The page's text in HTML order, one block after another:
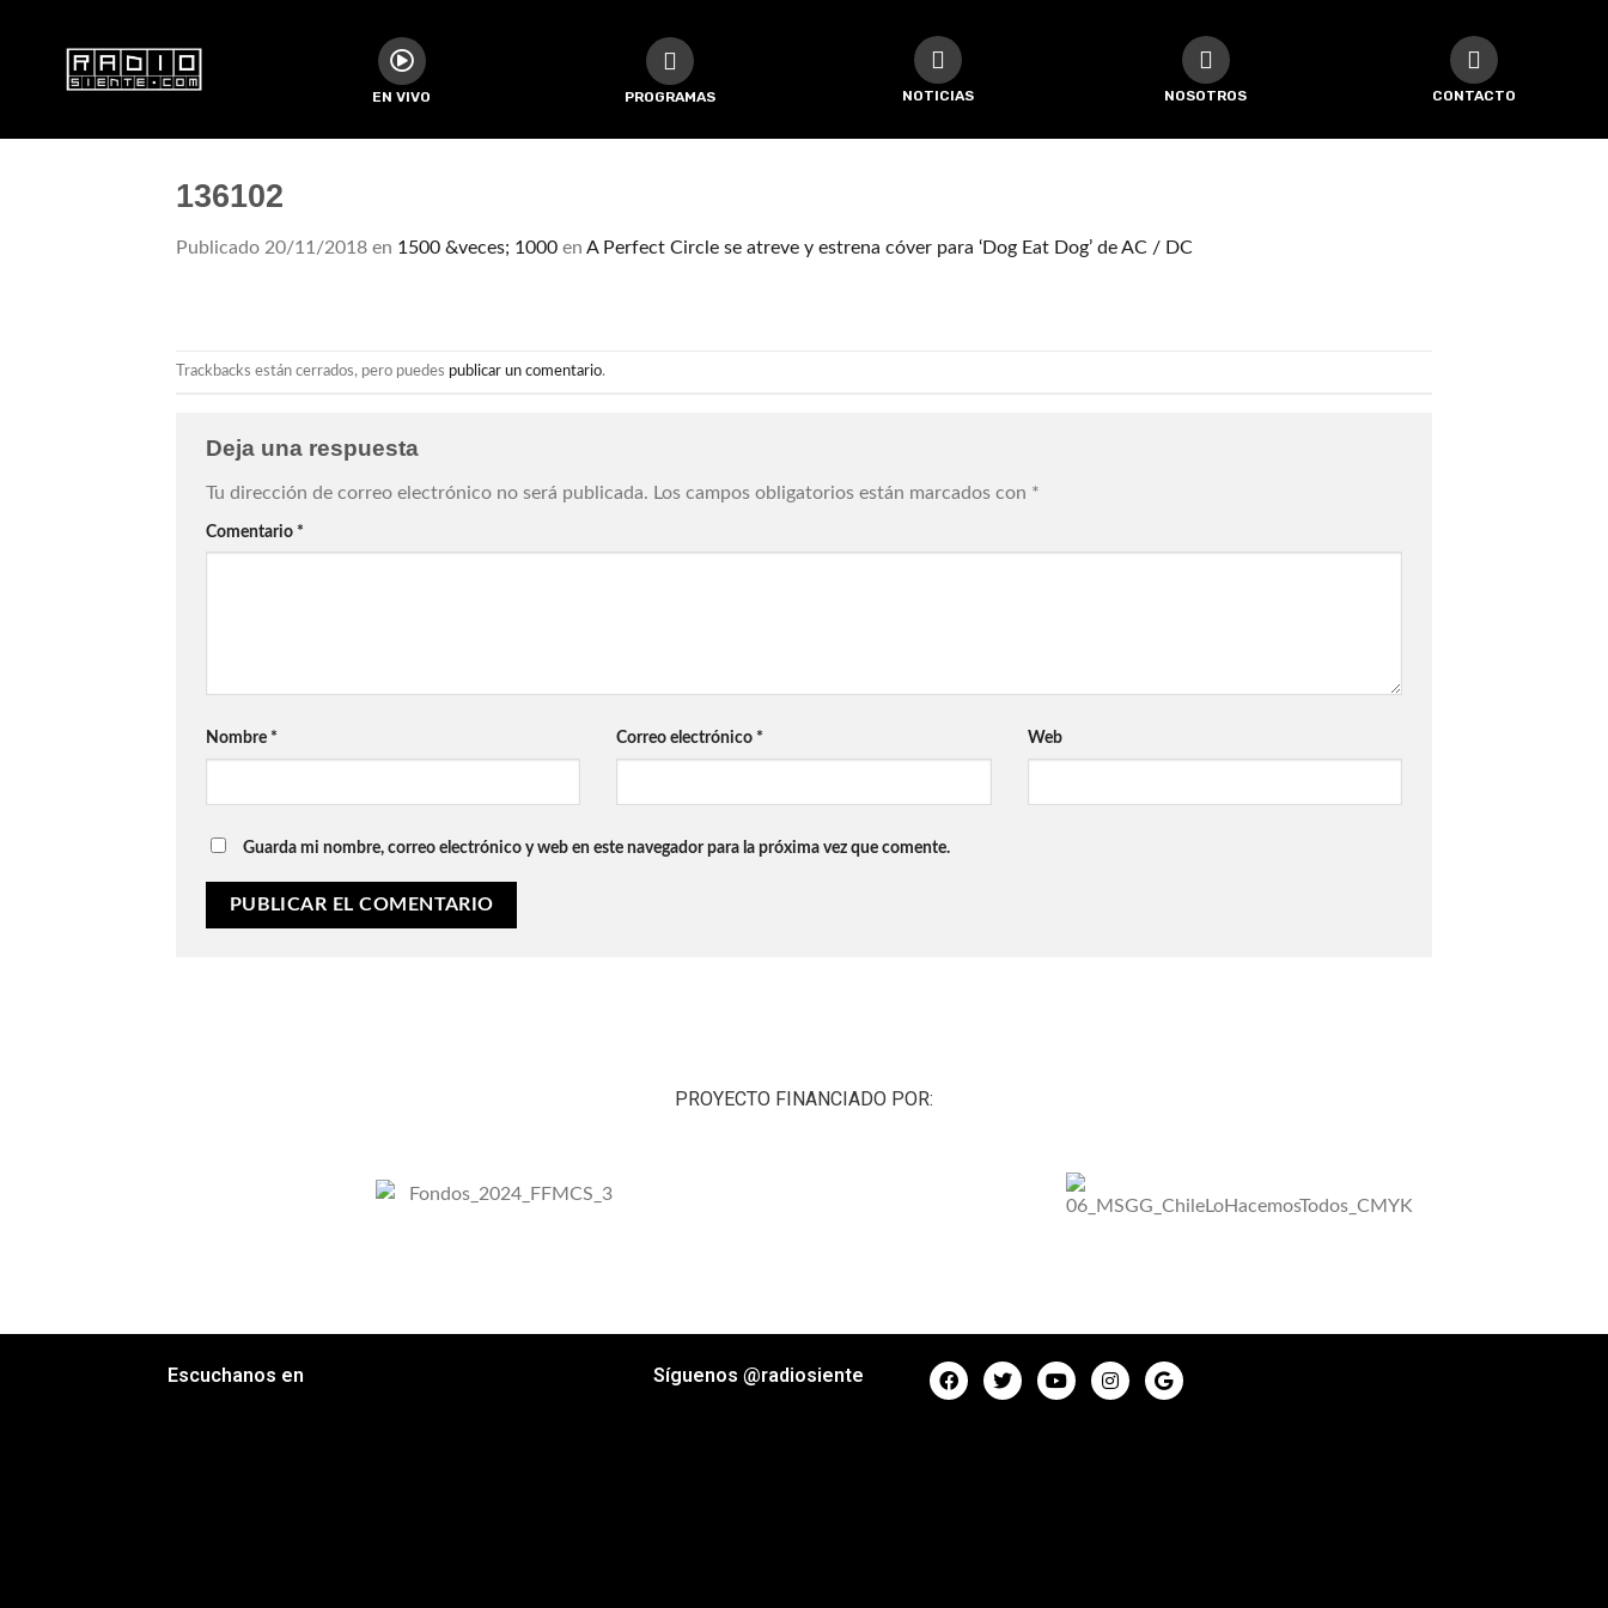
EN VIVO PROGRAMAS NOTICIAS NOSOTROS CONTACTO
136102
Publicado 20/11/2018 en 1500 &veces; 1000 en A Perfect Circle se atreve y estrena cóver para ‘Dog Eat Dog’ de AC / DC
Trackbacks están cerrados, pero puedes publicar un comentario.
Deja una respuesta
Tu dirección de correo electrónico no será publicada. Los campos obligatorios están marcados con *
Comentario *
Nombre * Correo electrónico * Web
Guarda mi nombre, correo electrónico y web en este navegador para la próxima vez que comente.
PROYECTO FINANCIADO POR:
Escuchanos en Síguenos @radiosiente